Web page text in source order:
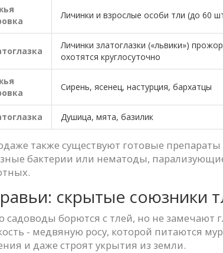
Личинки и взрослые особи тли (до 60
Личинки златоглазки («львики»)
охотятся круглосуточно
Сирень, ясенец, настурция, бархатцы
Душица, мята, базилик
также существуют готовые
бактерии или нематоды,
скрытые союзники
садоводы борются с тлей, но не замечают
- медвяную росу, которой питаются
и даже строят укрытия из земли.